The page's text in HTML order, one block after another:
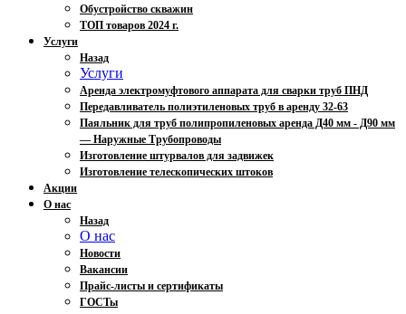
Обустройство скважин
ТОП товаров 2024 г.
Услуги
Назад
Услуги
Аренда электромуфтового аппарата для сварки труб ПНД
Передавливатель полиэтиленовых труб в аренду 32-63
Паяльник для труб полипропиленовых аренда Д40 мм - Д90 мм
— Наружные Трубопроводы
Изготовление штурвалов для задвижек
Изготовление телескопических штоков
Акции
О нас
Назад
О нас
Новости
Вакансии
Прайс-листы и сертификаты
ГОСТы